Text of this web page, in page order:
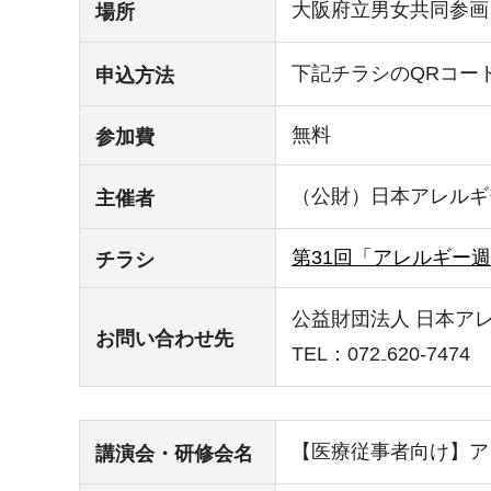
場所 大阪府立男女共同参
申込方法 下記チラシのQRコー
参加費 無料
主催者 （公財）日本アレル
チラシ 第31回「アレルギー
お問い合わせ先
公益財団法人 日本ア
TEL：072₋620-7474
講演会・研修会名 【医療従事者向け】